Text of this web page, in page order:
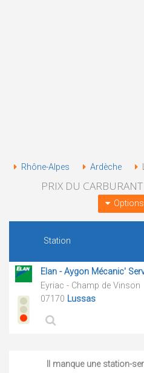
Rhône-Alpes Ardèche
PRIX DU
Station
Elan - Aygon Mécanic'
Eyriac - Champ de Vinson
07170 Lussas
Il manque une station-